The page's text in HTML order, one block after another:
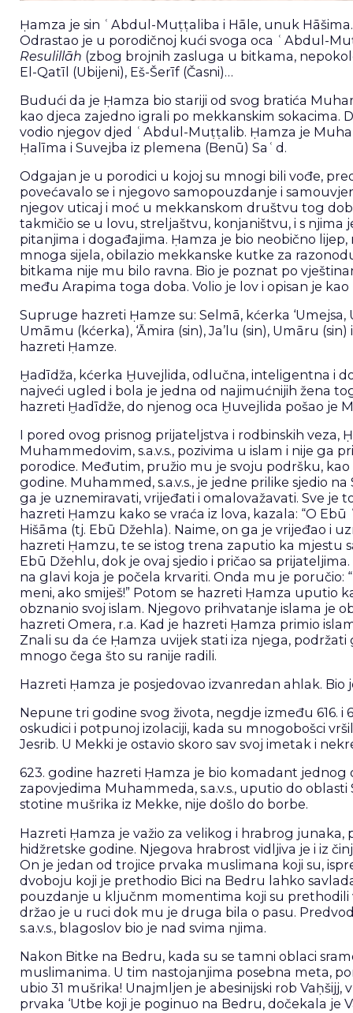
Ḥamza je sin ʿAbdul-Muṭṭaliba i Hāle, unuk
Odrastao je u porodičnoj kući svoga oca ʿAbdul-
Resulillāh (zbog brojnih zasluga u bitkama,
El-Qatīl (Ubijeni), Eš-Šerīf (Časni)…
Budući da je Ḥamza bio stariji od svog bratića
kao djeca zajedno igrali po mekkanskim sokacima.
vodio njegov djed ʿAbdul-Muṭṭalib. Ḥamza je
Ḥalīma i Suvejba iz plemena (Benū) Saʿd.
Odgajan je u porodici u kojoj su mnogi bili vođe,
povećavalo se i njegovo samopouzdanje i
njegov uticaj i moć u mekkanskom društvu tog
takmičio se u lovu, streljaštvu, konjaništvu, i s
pitanjima i događajima. Ḥamza je bio neobično
mnoga sijela, obilazio mekkanske kutke za
bitkama nije mu bilo ravna. Bio je poznat po
među Arapima toga doba. Volio je lov i opisan je
Supruge hazreti Ḥamze su: Selmā, kćerka
Umāmu (kćerka), ‘Āmira (sin), Ja’lu (sin), Umāru
hazreti Ḥamze.
Ḫadīdža, kćerka Ḫuvejlida, odlučna, inteligentna i
najveći ugled i bola je jedna od najimućnijih žena
hazreti Ḫadīdže, do njenog oca Ḫuvejlida pošao je
I pored ovog prisnog prijateljstva i rodbinskih
Muhammedovim, s.a.v.s., pozivima u islam i nije ga
porodice. Međutim, pružio mu je svoju podršku, kao
godine. Muhammed, s.a.v.s., je jedne prilike sjedio
ga je uznemiravati, vrijeđati i omalovažavati. Sve je
hazreti Ḥamzu kako se vraća iz lova, kazala: “O
Hišāma (tj. Ebū Džehla). Naime, on ga je vrijeđao i
hazreti Ḥamzu, te se istog trena zaputio ka mjestu
Ebū Džehlu, dok je ovaj sjedio i pričao sa
na glavi koja je počela krvariti. Onda mu je poručio:
meni, ako smiješ!” Potom se hazreti Ḥamza uputio
obznanio svoj islam. Njegovo prihvatanje islama je
hazreti Omera, r.a. Kad je hazreti Ḥamza primio
Znali su da će Ḥamza uvijek stati iza njega,
mnogo čega što su ranije radili.
Hazreti Ḥamza je posjedovao izvanredan ahlak.
Nepune tri godine svog života, negdje između 616.
oskudici i potpunoj izolaciji, kada su mnogobošci
Jesrib. U Mekki je ostavio skoro sav svoj imetak i
623. godine hazreti Ḥamza je bio komadant
zapovjedima Muhammeda, s.a.v.s., uputio do
stotine mušrika iz Mekke, nije došlo do borbe.
Hazreti Ḥamza je važio za velikog i hrabrog
hidžretske godine. Njegova hrabrost vidljiva je i iz
On je jedan od trojice prvaka muslimana koji su,
dvoboju koji je prethodio Bici na Bedru lahko
pouzdanje u ključnm momentima koji su prethodili
držao je u ruci dok mu je druga bila o pasu.
s.a.v.s., blagoslov bio je nad svima njima.
Nakon Bitke na Bedru, kada su se tamni oblaci
muslimanima. U tim nastojanjima posebna meta,
ubio 31 mušrika! Unajmljen je abesinijski rob
prvaka ‘Utbe koji je poginuo na Bedru, dočekala